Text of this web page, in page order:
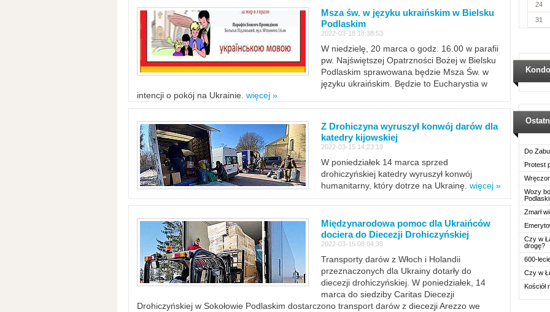
Msza św. w języku ukraińskim w Bielsku
Podlaskim
2022-03-18 18:38:53
W niedzielę, 20 marca o godz. 16.00 w parafii
pw. Najświętszej Opatrzności Bożej w Bielsku
Podlaskim sprawowana będzie Msza Św. w
języku ukraińskim. Będzie to Eucharystia w
intencji o pokój na Ukrainie. więcej »
Z Drohiczyna wyruszył konwój darów dla
katedry kijowskiej
2022-03-15 14:23:19
W poniedziałek 14 marca sprzed
drohiczyńskiej katedry wyruszył konwój
humanitarny, który dotrze na Ukrainę. więcej »
Międzynarodowa pomoc dla Ukraińców
dociera do Diecezji Drohiczyńskiej
2022-03-15 08:04:35
Transporty darów z Włoch i Holandii
przeznaczonych dla Ukrainy dotarły do
diecezji drohiczyńskiej. W poniedziałek, 14
marca do siedziby Caritas Diecezji
Drohiczyńskiej w Sokołowie Podlaskim dostarczono transport darów z diecezji Arezzo we
24
31
Do
Protest
Wozy
Zmarł
Czy w
drogę?
600-
Czy w
Kościół